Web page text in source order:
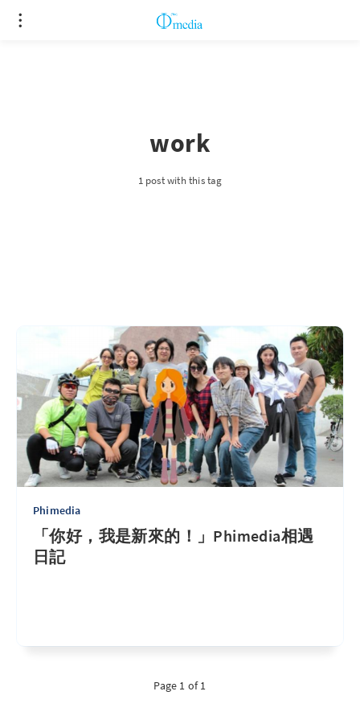
work
1 post with this tag
Phimedia
「你好，我是新來的！」Phimedia相遇
日記
Page 1 of 1